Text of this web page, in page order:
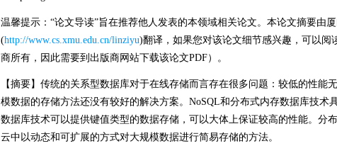
温馨提示： “论文导读”旨在推荐他人发表的本领域相关论文。 本论文摘要由
(http://www.cs.xmu.edu.cn/linziyu)翻译，如果您对该论文细节感兴趣，可以阅
商所有，因此需要到出版商网站下载该论文PDF）。
【摘要】传统的关系型数据库对于在线存储而言存在很多问题：较低的性能
模数据的存储方法还没有较好的解决方案。NoSQL和分布式内存数据库技术
数据库技术可以提供键值类型的数据存储，可以大体上保证较高的性能。分
云中以动态和可扩展的方式对大规模数据进行简易存储的方法。